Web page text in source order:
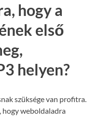
hogy a
első
helyen?
szüksége van profitra.
hogy weboldaladra